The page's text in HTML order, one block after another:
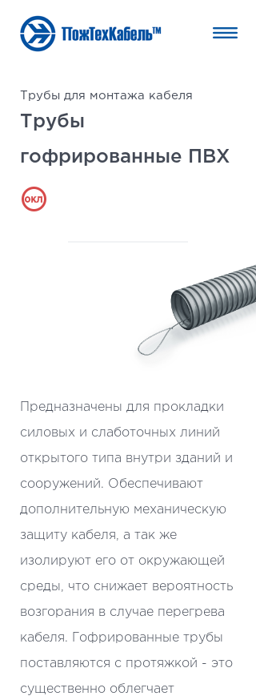
Трубы для монтажа кабеля
Трубы
гофрированные ПВХ
Предназначены для прокладки
силовых и слаботочных линий
открытого типа внутри зданий и
сооружений. Обеспечивают
дополнительную механическую
защиту кабеля, а так же
изолируют его от окружающей
среды, что снижает вероятность
возгорания в случае перегрева
кабеля. Гофрированные трубы
поставляются с протяжкой - это
существенно облегчает